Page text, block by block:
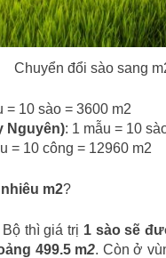
Chuyển đổi sào sang
= 10 sào = 3600 m2
Nguyên): 1 mẫu = 10
= 10 công = 12960 m2
m2?
thì giá trị 1 sào sẽ
499.5 m2. Còn ở